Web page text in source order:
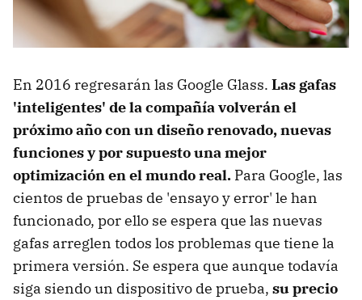
En 2016 regresarán las Google Glass. Las gafas
'inteligentes' de la compañía volverán el
próximo año con un diseño renovado, nuevas
funciones y por supuesto una mejor
optimización en el mundo real. Para Google, las
cientos de pruebas de 'ensayo y error' le han
funcionado, por ello se espera que las nuevas
gafas arreglen todos los problemas que tiene la
primera versión. Se espera que aunque todavía
siga siendo un dispositivo de prueba, su precio